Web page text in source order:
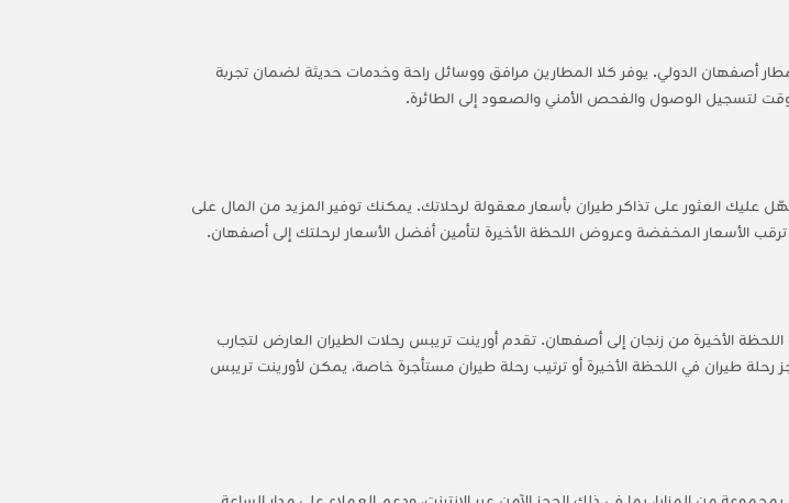
أصفهان الدولي. يوفر كلا المطارين مرافق ووسائل راحة وخدمات حديثة لضمان تجربة
لتسجيل الوصول والفحص الأمني والصعود إلى الطائرة.
العثور على تذاكر طيران بأسعار معقولة لرحلاتك. يمكنك توفير المزيد من المال على
الأسعار المخفضة وعروض اللحظة الأخيرة لتأمين أفضل الأسعار لرحلتك إلى أصفهان.
الأخيرة من زنجان إلى أصفهان. تقدم أورينت تريبس رحلات الطيران العارض لتجارب
طيران في اللحظة الأخيرة أو ترتيب رحلة طيران مستأجرة خاصة، يمكن لأورينت تريبس